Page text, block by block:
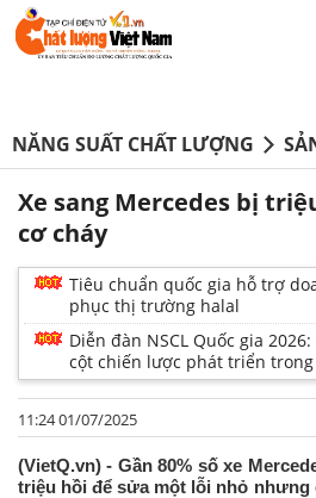
NĂNG SUẤT CHẤT LƯỢNG
Xe sang Mercedes bị
cơ cháy
Tiêu chuẩn quốc gia hỗ trợ
phục thị trường halal
Diễn đàn NSCL Quốc gia
cột chiến lược phát triển
11:24 01/07/2025
(VietQ.vn) - Gần 80% số xe
triệu hồi để sửa một lỗi nhỏ nhưng